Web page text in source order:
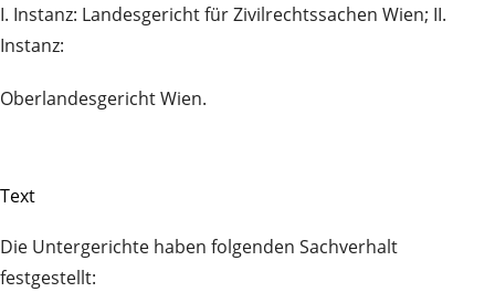
I. Instanz: Landesgericht für Zivilrechtssachen Wien; II.
Instanz:
Oberlandesgericht Wien.
Text
Die Untergerichte haben folgenden Sachverhalt
festgestellt: